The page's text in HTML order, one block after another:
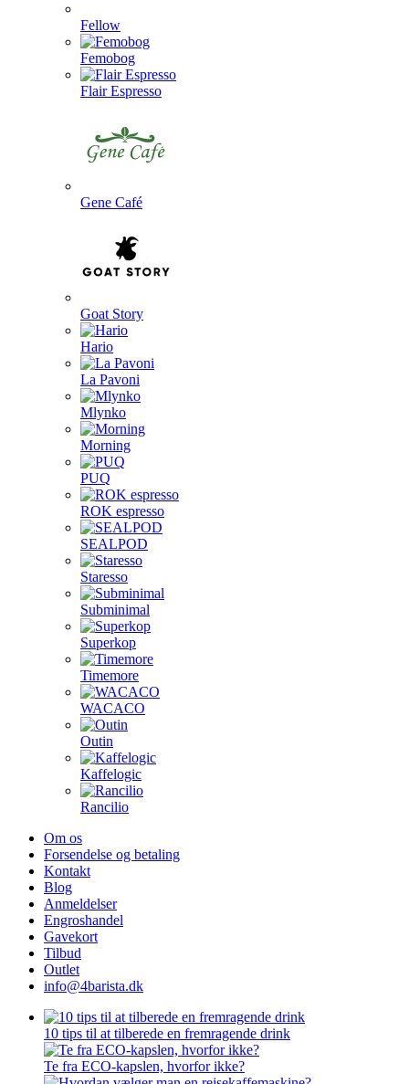
Fellow
Femobog
Flair Espresso
Gene Café
Goat Story
Hario
La Pavoni
Mlynko
Morning
PUQ
ROK espresso
SEALPOD
Staresso
Subminimal
Superkop
Timemore
WACACO
Outin
Kaffelogic
Rancilio
Om os
Forsendelse og betaling
Kontakt
Blog
Anmeldelser
Engroshandel
Gavekort
Tilbud
Outlet
info@4barista.dk
10 tips til at tilberede en fremragende drink
Te fra ECO-kapslen, hvorfor ikke?